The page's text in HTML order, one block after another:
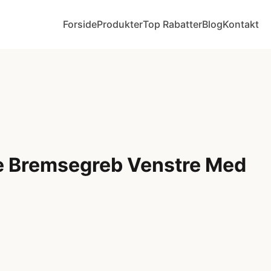
ForsideProdukterTop RabatterBlogKontakt
Venstre Med